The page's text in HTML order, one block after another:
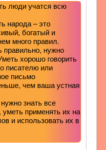
люди учатся всю
народа – это
богатый и
много правил.
правильно, нужно
хорошо говорить
писателю или
письмо
чем ваша устная
знать все
уметь применять их на
и использовать их в